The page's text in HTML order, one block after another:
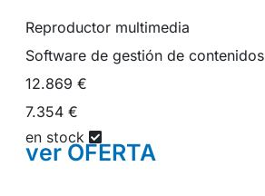
Reproductor multimedia
Software de gestión de contenidos
12.869 €
7.354 €
en stock
verOFERTA